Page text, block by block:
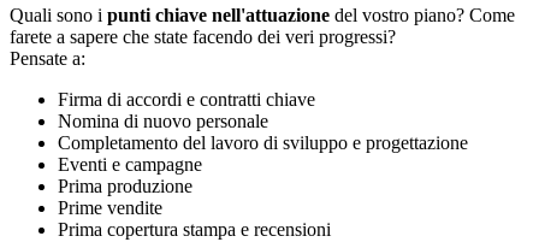
Quali sono i punti chiave nell'attuazione del vostro piano? Come
farete a sapere che state facendo dei veri progressi?
Pensate a:
Firma di accordi e contratti chiave
Nomina di nuovo personale
Completamento del lavoro di sviluppo e progettazione
Eventi e campagne
Prima produzione
Prime vendite
Prima copertura stampa e recensioni